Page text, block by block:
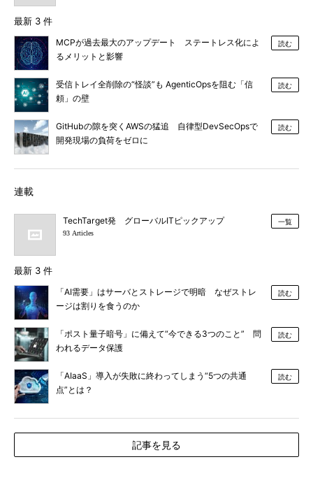
最新 3 件
MCPが過去最大のアップデート ステートレス化によ
るメリットと影響
読む
受信トレイ全削除の“怪談”も AgenticOpsを阻む「信
頼」の壁
読む
GitHubの隙を突くAWSの猛追 自律型DevSecOpsで
開発現場の負荷をゼロに
読む
連載
TechTarget発 グローバルITピックアップ
93 Articles
一覧
最新 3 件
「AI需要」はサーバとストレージで明暗 なぜストレ
ージは割りを食うのか
読む
「ポスト量子暗号」に備えて“今できる3つのこと” 問
われるデータ保護
読む
「AIaaS」導入が失敗に終わってしまう“5つの共通
点”とは？
読む
記事を見る